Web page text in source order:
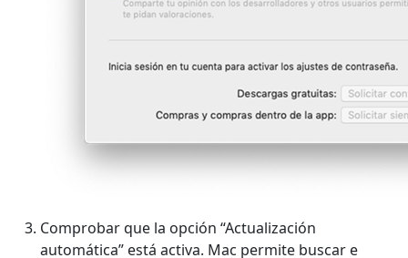
Comprobar que la opción “Actualización
automática” está activa. Mac permite buscar e